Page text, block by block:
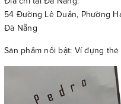
54 Đường Lê Duẩn, Phường
Đà Nẵng
Sản phẩm nổi bật: Ví đựng